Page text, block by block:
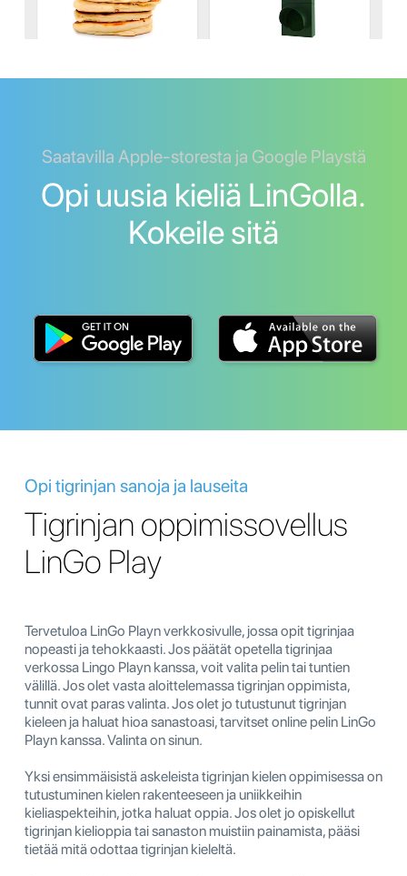
Saatavilla Apple-storesta ja Google Playstä
Opi uusia kieliä LinGolla.
Kokeile sitä
Opi tigrinjan sanoja ja lauseita
Tigrinjan oppimissovellus
LinGo Play
Tervetuloa LinGo Playn verkkosivulle, jossa opit tigrinjaa
nopeasti ja tehokkaasti. Jos päätät opetella tigrinjaa
verkossa Lingo Playn kanssa, voit valita pelin tai tuntien
välillä. Jos olet vasta aloittelemassa tigrinjan oppimista,
tunnit ovat paras valinta. Jos olet jo tutustunut tigrinjan
kieleen ja haluat hioa sanastoasi, tarvitset online pelin LinGo
Playn kanssa. Valinta on sinun.
Yksi ensimmäisistä askeleista tigrinjan kielen oppimisessa on
tutustuminen kielen rakenteeseen ja uniikkeihin
kieliaspekteihin, jotka haluat oppia. Jos olet jo opiskellut
tigrinjan kielioppia tai sanaston muistiin painamista, pääsi
tietää mitä odottaa tigrinjan kieleltä.